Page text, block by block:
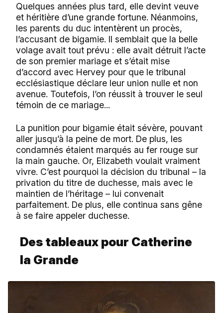
Quelques années plus tard, elle devint veuve
et héritière d’une grande fortune. Néanmoins,
les parents du duc intentèrent un procès,
l’accusant de bigamie. Il semblait que la belle
volage avait tout prévu : elle avait détruit l’acte
de son premier mariage et s’était mise
d’accord avec Hervey pour que le tribunal
ecclésiastique déclare leur union nulle et non
avenue. Toutefois, l’on réussit à trouver le seul
témoin de ce mariage...
La punition pour bigamie était sévère, pouvant
aller jusqu’à la peine de mort. De plus, les
condamnés étaient marqués au fer rouge sur
la main gauche. Or, Elizabeth voulait vraiment
vivre. C’est pourquoi la décision du tribunal – la
privation du titre de duchesse, mais avec le
maintien de l’héritage – lui convenait
parfaitement. De plus, elle continua sans gêne
à se faire appeler duchesse.
Des tableaux pour Catherine
la Grande